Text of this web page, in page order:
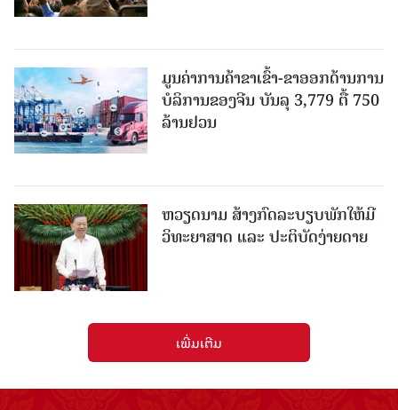
ມູນຄ່າການຄ້າຂາເຂົ້າ-ຂາອອກດ້ານການ
ບໍລິການຂອງຈີນ ບັນລຸ 3,779 ຕື້ 750
ລ້ານຢວນ
ຫວຽດນາມ ສ້າງກົດລະບຽບພັກໃຫ້ມີ
ວິທະຍາສາດ ແລະ ປະຕິບັດງ່າຍດາຍ
ເພີ່ມເຕີມ